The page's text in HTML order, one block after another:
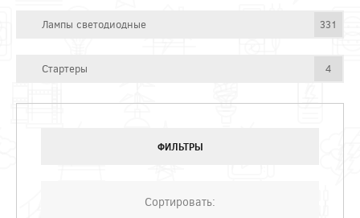
Лампы светодиодные 331
Стартеры 4
ФИЛЬТРЫ
Сортировать: